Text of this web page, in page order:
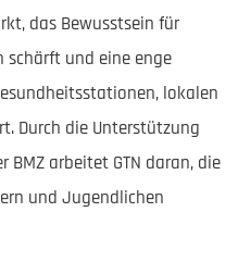
das Bewusstsein für
schärft und eine enge
lokalen
Durch die Unterstützung
arbeitet GTN daran, die
und Jugendlichen